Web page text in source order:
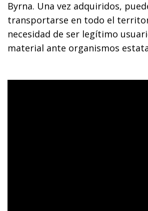
Byrna. Una vez adquiridos,
transportarse en todo el
necesidad de ser legítimo
material ante organismos